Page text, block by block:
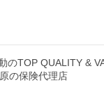
のTOP QUALITY &
の保険代理店